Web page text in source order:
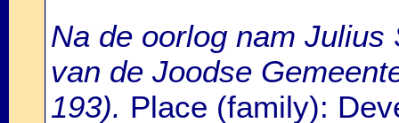
Na de oorlog nam
van de Joodse
193). Place (family):